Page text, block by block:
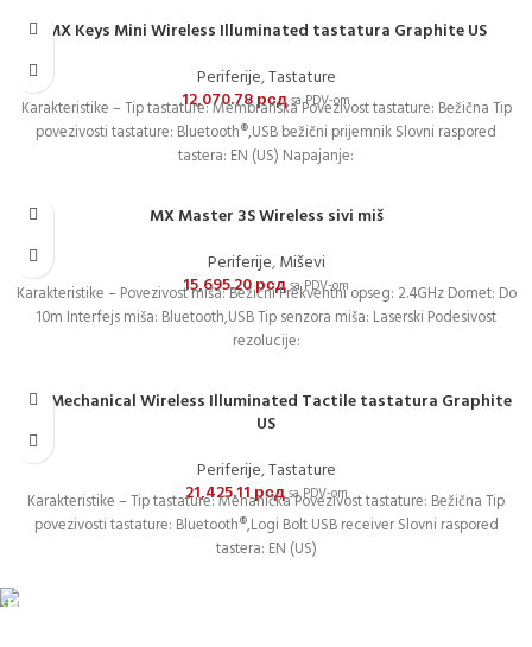
MX Keys Mini Wireless Illuminated tastatura Graphite US
Periferije,Tastature
12,070.78рсдsa PDV-om
Karakteristike – Tip tastature: Membranska Povezivost tastature: Bežična Tip
povezivosti tastature: Bluetooth®,USB bežični prijemnik Slovni raspored
tastera: EN (US) Napajanje:
MX Master 3S Wireless sivi miš
Periferije,Miševi
15,695.20рсдsa PDV-om
Karakteristike – Povezivost miša: Bežični Frekventni opseg: 2.4GHz Domet: Do
10m Interfejs miša: Bluetooth,USB Tip senzora miša: Laserski Podesivost
rezolucije:
MX Mechanical Wireless Illuminated Tactile tastatura Graphite
US
Periferije,Tastature
21,425.11рсдsa PDV-om
Karakteristike – Tip tastature: Mehanička Povezivost tastature: Bežična Tip
povezivosti tastature: Bluetooth®,Logi Bolt USB receiver Slovni raspored
tastera: EN (US)